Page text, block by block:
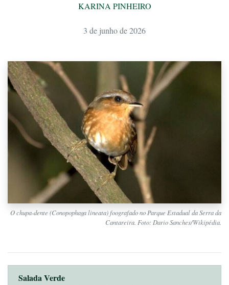
KARINA PINHEIRO
3 de junho de 2026
O chupa-dente (Conopophaga lineata) foografado no Parque Estadual da Serra da
Cantareira. Foto: Dario Sanches/Wikipédia.
Salada Verde